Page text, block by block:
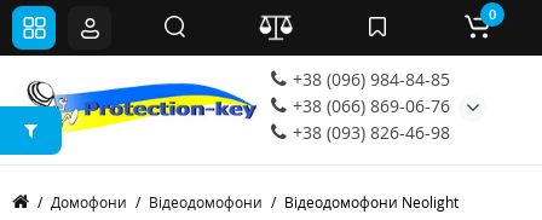
+38 (096) 984-84-85
+38 (066) 869-06-76
+38 (093) 826-46-98
0
Домофони Відеодомофони Відеодомофони Neolight